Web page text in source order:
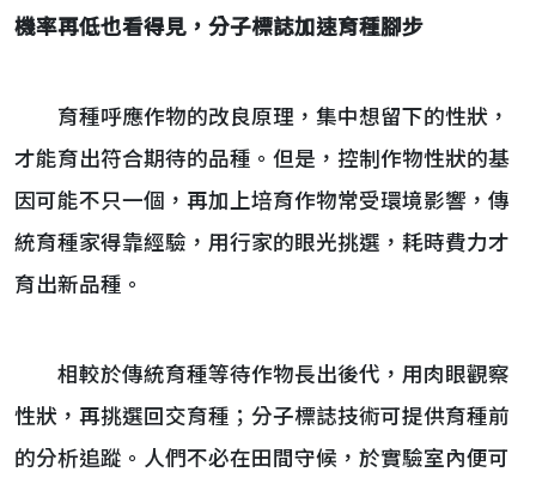
機率再低也看得見，分子標誌加速育種腳步
育種呼應作物的改良原理，集中想留下的性狀，
才能育出符合期待的品種。但是，控制作物性狀的基
因可能不只一個，再加上培育作物常受環境影響，傳
統育種家得靠經驗，用行家的眼光挑選，耗時費力才
育出新品種。
相較於傳統育種等待作物長出後代，用肉眼觀察
性狀，再挑選回交育種；分子標誌技術可提供育種前
的分析追蹤。人們不必在田間守候，於實驗室內便可